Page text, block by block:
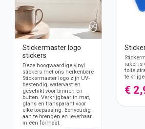
Stickermaster logo
stickers
Deze hoogwaardige vinyl
stickers met ons herkenbare
Stickermaster logo zijn UV-
bestendig, watervast en
geschikt voor binnen en
buiten. Verkrijgbaar in mat,
glans en transparant voor
elke toepassing. Eenvoudig
aan te brengen en leverbaar
in één formaat.
rakel is
folie
te
€